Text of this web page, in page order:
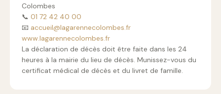
Colombes
📞 01 72 42 40 00
📧 accueil@lagarennecolombes.fr
www.lagarennecolombes.fr
La déclaration de décès doit être faite dans les 24
heures à la mairie du lieu de décès. Munissez-vous du
certificat médical de décès et du livret de famille.